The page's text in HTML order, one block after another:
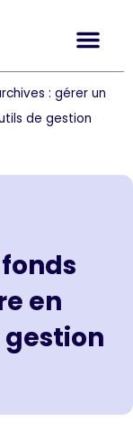
: gérer un
de gestion
en